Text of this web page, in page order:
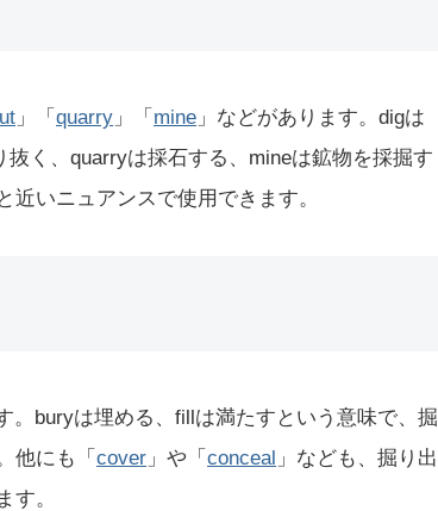
」「 quarry 」「 mine 」などがあります。digは
く、quarryは採石する、mineは鉱物を採掘す
いニュアンスで使用できます。
。buryは埋める、fillは満たすという意味で、掘
他にも「 cover 」や「 conceal 」なども、掘り出
す。